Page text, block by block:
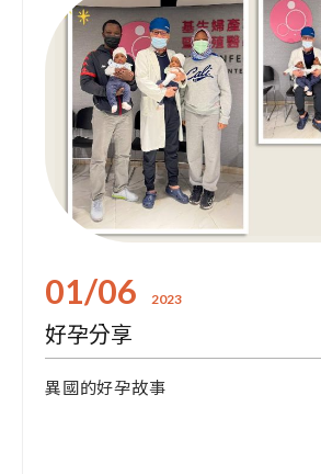
01/06 2023
好孕分享
異國的好孕故事